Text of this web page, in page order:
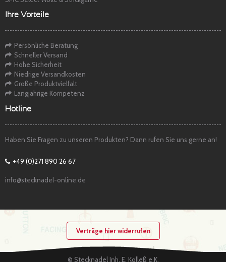
Ihre Vorteile
Persönliche Beratung
Schneller Versand
Hohe Sicherheit
Niedrige Versandkosten
Große Produktvielfalt
Langjährige Kompetenz
Hotline
Haben Sie Fragen zu unseren Produkten? Dann rufen Sie uns gerne an!
+49 (0)271 890 26 67
info@stecknadel-online.de
Verträge hier widerrufen
© Stecknadel Inh. E. Kolleß e.K.